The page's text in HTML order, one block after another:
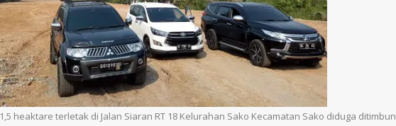
heaktare terletak di Jalan Siaran RT 18 Kelurahan Sako Kecamatan Sako diduga ditimbun